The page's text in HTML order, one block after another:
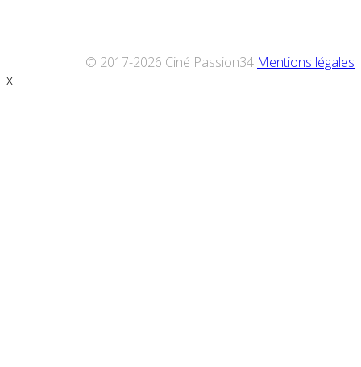
© 2017-2026 Ciné Passion34 Mentions légales
x